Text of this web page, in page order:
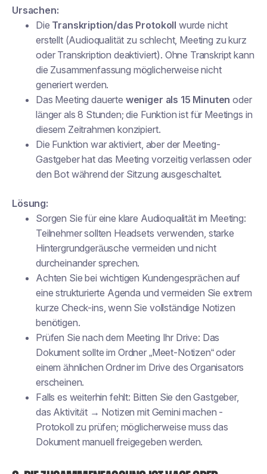
Ursachen:
Die Transkription/das Protokoll wurde nicht
erstellt (Audioqualität zu schlecht, Meeting zu kurz
oder Transkription deaktiviert). Ohne Transkript kann
die Zusammenfassung möglicherweise nicht
generiert werden.
Das Meeting dauerte weniger als 15 Minuten oder
länger als 8 Stunden; die Funktion ist für Meetings in
diesem Zeitrahmen konzipiert.
Die Funktion war aktiviert, aber der Meeting-
Gastgeber hat das Meeting vorzeitig verlassen oder
den Bot während der Sitzung ausgeschaltet.
Lösung:
Sorgen Sie für eine klare Audioqualität im Meeting:
Teilnehmer sollten Headsets verwenden, starke
Hintergrundgeräusche vermeiden und nicht
durcheinander sprechen.
Achten Sie bei wichtigen Kundengesprächen auf
eine strukturierte Agenda und vermeiden Sie extrem
kurze Check-ins, wenn Sie vollständige Notizen
benötigen.
Prüfen Sie nach dem Meeting Ihr Drive: Das
Dokument sollte im Ordner „Meet-Notizen“ oder
einem ähnlichen Ordner im Drive des Organisators
erscheinen.
Falls es weiterhin fehlt: Bitten Sie den Gastgeber,
das Aktivität → Notizen mit Gemini machen -
Protokoll zu prüfen; möglicherweise muss das
Dokument manuell freigegeben werden.